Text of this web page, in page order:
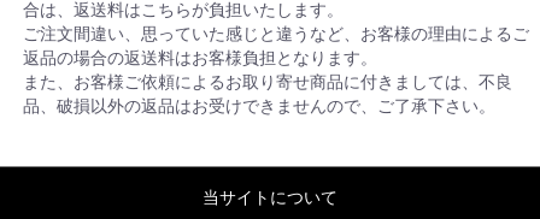
合は、返送料はこちらが負担いたします。
ご注文間違い、思っていた感じと違うなど、お客様の理由によるご
返品の場合の返送料はお客様負担となります。
また、お客様ご依頼によるお取り寄せ商品に付きましては、不良
品、破損以外の返品はお受けできませんので、ご了承下さい。
当サイトについて